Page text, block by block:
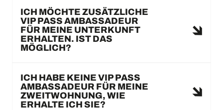
ICH MÖCHTE ZUSÄTZLICHE
VIP PASS AMBASSADEUR
FÜR MEINE UNTERKUNFT
ERHALTEN. IST DAS
MÖGLICH?
ICH HABE KEINE VIP PASS
AMBASSADEUR FÜR MEINE
ZWEITWOHNUNG, WIE
ERHALTE ICH SIE?